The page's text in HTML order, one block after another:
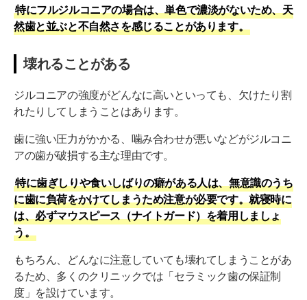
特にフルジルコニアの場合は、単色で濃淡がないため、天
然歯と並ぶと不自然さを感じることがあります。
壊れることがある
ジルコニアの強度がどんなに高いといっても、欠けたり割
れたりしてしまうことはあります。
歯に強い圧力がかかる、噛み合わせが悪いなどがジルコニ
アの歯が破損する主な理由です。
特に歯ぎしりや食いしばりの癖がある人は、無意識のうち
に歯に負荷をかけてしまうため注意が必要です。就寝時に
は、必ずマウスピース（ナイトガード）を着用しましょ
う。
もちろん、どんなに注意していても壊れてしまうことがあ
るため、多くのクリニックでは「セラミック歯の保証制
度」を設けています。